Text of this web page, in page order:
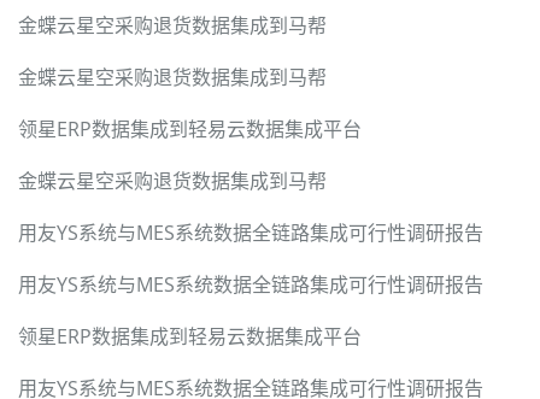
金蝶云星空采购退货数据集成到马帮
金蝶云星空采购退货数据集成到马帮
领星ERP数据集成到轻易云数据集成平台
金蝶云星空采购退货数据集成到马帮
用友YS系统与MES系统数据全链路集成可行性调研报告
用友YS系统与MES系统数据全链路集成可行性调研报告
领星ERP数据集成到轻易云数据集成平台
用友YS系统与MES系统数据全链路集成可行性调研报告